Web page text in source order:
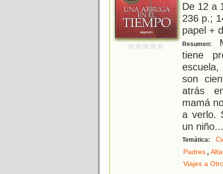
De 12 a
236 p.;
papel +
Resumen:
tiene
son
atrás
mamá
a verlo.
un niño...
Temática:
Padres,
Viajes a